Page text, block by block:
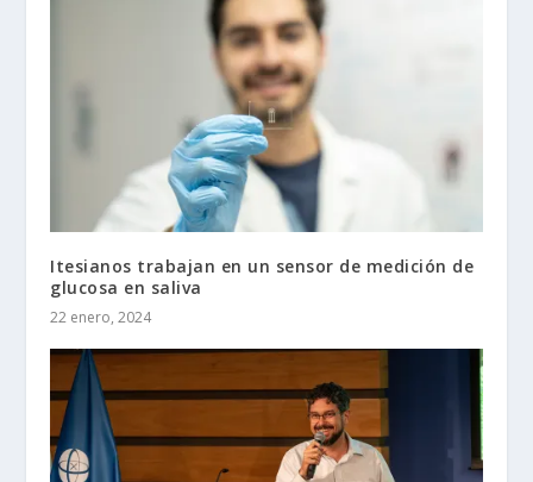
Itesianos trabajan en un sensor de medición de
glucosa en saliva
22 enero, 2024